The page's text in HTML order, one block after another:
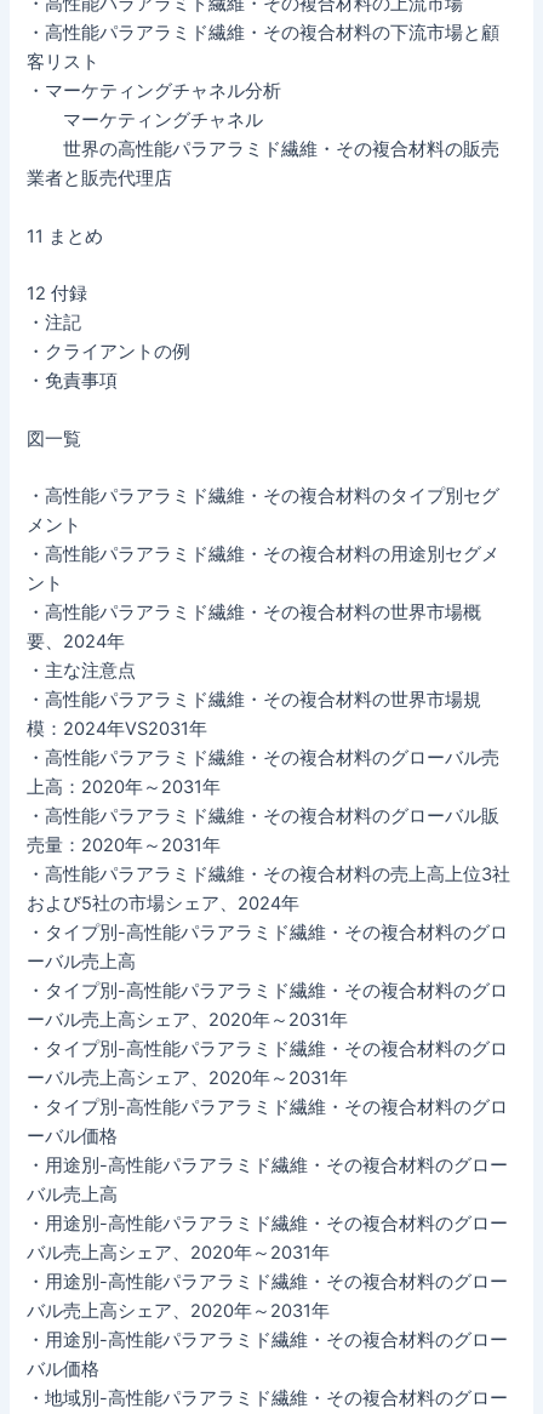
・高性能パラアラミド繊維・その複合材料の下流市場と顧
客リスト
・マーケティングチャネル分析
マーケティングチャネル
世界の高性能パラアラミド繊維・その複合材料の販売
業者と販売代理店
11 まとめ
12 付録
・注記
・クライアントの例
・免責事項
図一覧
・高性能パラアラミド繊維・その複合材料のタイプ別セグ
メント
・高性能パラアラミド繊維・その複合材料の用途別セグメ
ント
・高性能パラアラミド繊維・その複合材料の世界市場概
要、2024年
・主な注意点
・高性能パラアラミド繊維・その複合材料の世界市場規
模：2024年VS2031年
・高性能パラアラミド繊維・その複合材料のグローバル売
上高：2020年～2031年
・高性能パラアラミド繊維・その複合材料のグローバル販
売量：2020年～2031年
・高性能パラアラミド繊維・その複合材料の売上高上位3社
および5社の市場シェア、2024年
・タイプ別-高性能パラアラミド繊維・その複合材料のグロ
ーバル売上高
・タイプ別-高性能パラアラミド繊維・その複合材料のグロ
ーバル売上高シェア、2020年～2031年
・タイプ別-高性能パラアラミド繊維・その複合材料のグロ
ーバル売上高シェア、2020年～2031年
・タイプ別-高性能パラアラミド繊維・その複合材料のグロ
ーバル価格
・用途別-高性能パラアラミド繊維・その複合材料のグロー
バル売上高
・用途別-高性能パラアラミド繊維・その複合材料のグロー
バル売上高シェア、2020年～2031年
・用途別-高性能パラアラミド繊維・その複合材料のグロー
バル売上高シェア、2020年～2031年
・用途別-高性能パラアラミド繊維・その複合材料のグロー
バル価格
・地域別-高性能パラアラミド繊維・その複合材料のグロー